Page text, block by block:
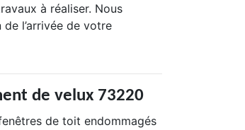
à réaliser. Nous
l’arrivée de votre
de velux 73220
de toit endommagés